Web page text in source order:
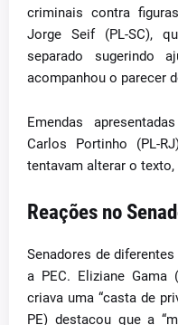
criminais contra
Jorge Seif (PL-SC),
separado sugerindo
acompanhou o parecer
Emendas
Carlos Portinho (PL-
tentavam alterar o
Reações no
Senadores de
a PEC. Eliziane Gama
criava uma “casta de
PE) destacou que a